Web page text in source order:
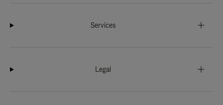
Services
Legal